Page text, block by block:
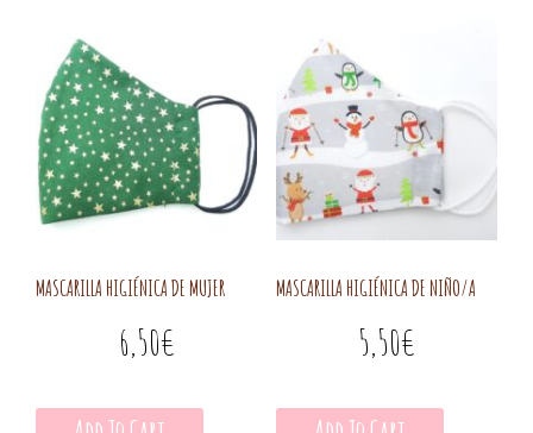
MASCARILLA HIGIÉNICA DE MUJER
6,50€
MASCARILLA HIGIÉNICA DE NIÑO/A
5,50€